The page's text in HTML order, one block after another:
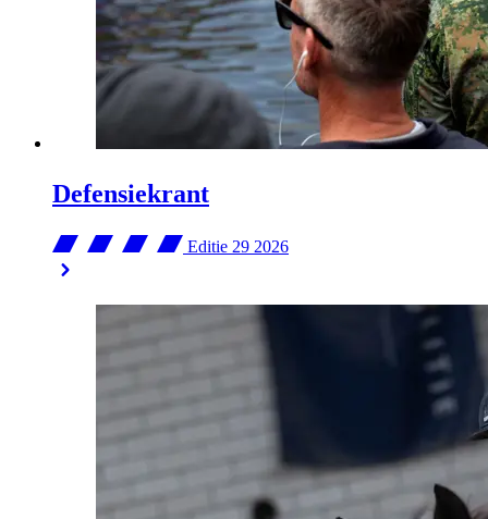
Defensiekrant
Editie 29 2026